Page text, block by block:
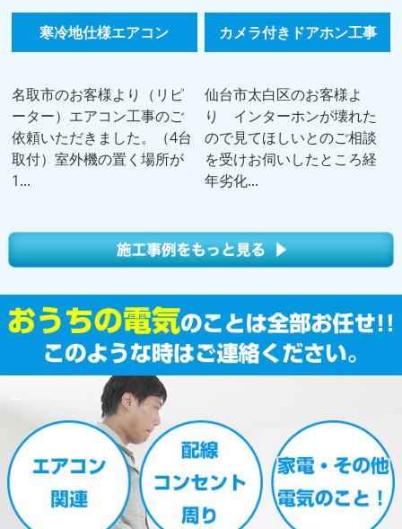
寒冷地仕様エアコン
名取市のお客様より（リピ
ーター）エアコン工事のご
依頼いただきました。（4台
取付）室外機の置く場所が
1...
カメラ付きドアホン工事
仙台市太白区のお客様よ
り インターホンが壊れた
ので見てほしいとのご相談
を受けお伺いしたところ経
年劣化...